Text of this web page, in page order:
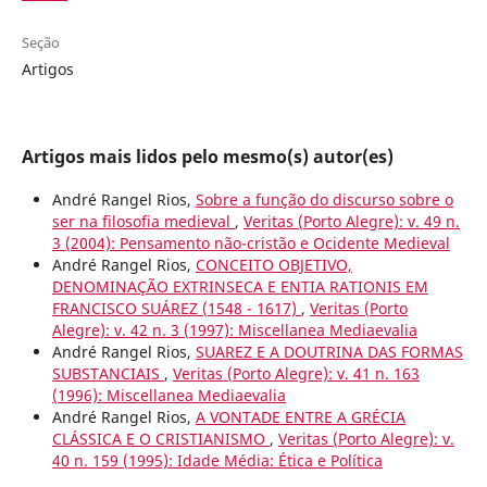
Seção
Artigos
Artigos mais lidos pelo mesmo(s) autor(es)
André Rangel Rios, Sobre a função do discurso sobre o
ser na filosofia medieval , Veritas (Porto Alegre): v. 49 n.
3 (2004): Pensamento não-cristão e Ocidente Medieval
André Rangel Rios, CONCEITO OBJETIVO,
DENOMINAÇÃO EXTRINSECA E ENTIA RATIONIS EM
FRANCISCO SUÁREZ (1548 - 1617) , Veritas (Porto
Alegre): v. 42 n. 3 (1997): Miscellanea Mediaevalia
André Rangel Rios, SUAREZ E A DOUTRINA DAS FORMAS
SUBSTANCIAIS , Veritas (Porto Alegre): v. 41 n. 163
(1996): Miscellanea Mediaevalia
André Rangel Rios, A VONTADE ENTRE A GRÉCIA
CLÁSSICA E O CRISTIANISMO , Veritas (Porto Alegre): v.
40 n. 159 (1995): Idade Média: Ética e Política